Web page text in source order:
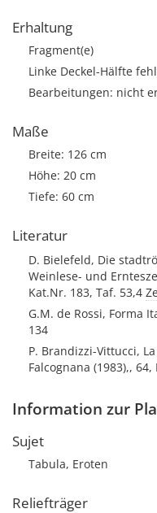
Erhaltung
Fragment(e)
Linke Deckel-Hälfte
Bearbeitungen: nicht
Maße
Breite: 126 cm
Höhe: 20 cm
Tiefe: 60 cm
Literatur
D. Bielefeld, Die
Weinlese- und
Kat.Nr. 183, Taf. 53,4
G.M. de Rossi, Forma
134
P. Brandizzi-Vittucci,
Falcognana (1983),,
Information zur
Sujet
Tabula, Eroten
Reliefträger